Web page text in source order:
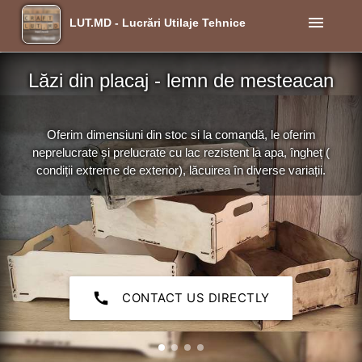
LUT.MD - Lucrări Utilaje Tehnice menu
call CONTACT US DIRECTLY
Lăzi din placaj - lemn de mesteacan
Oferim dimensiuni din stoc si la comandă, le oferim
neprelucrate și prelucrate cu lac rezistent la apa, îngheț (
condiții extreme de exterior), lăcuirea în diverse variații.